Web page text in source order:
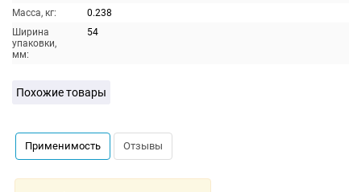
Масса, кг:
0.238
Ширина
упаковки,
мм:
54
Похожие товары
Применимость Отзывы